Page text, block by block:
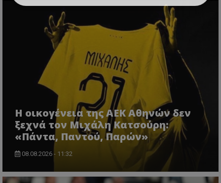
Η οικογένεια της ΑΕΚ Αθηνών δεν
ξεχνά τον Μιχάλη Κατσούρη:
«Πάντα, Παντού, Παρών»
08.08.2026 - 11:32